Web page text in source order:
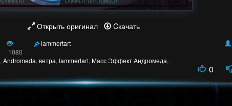
Открыть оригинал Cкачать
1080
lammertart
, Andromeda, ветра, lammertart, Масс Эффект Андромеда,
0